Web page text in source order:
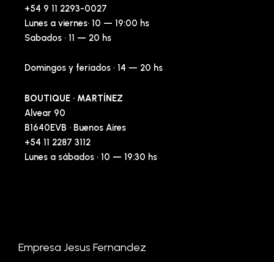
+54 9 11 2293-0027
Lunes a viernes· 10 — 19:00 hs
Sabados · 11 — 20 hs
Domingos y feriados · 14 — 20 hs
BOUTIQUE · MARTÍNEZ
Alvear 90
B1640EVB · Buenos Aires
+54 11 2287 3112
Lunes a sábados · 10 — 19:30 hs
Empresa Jesus Fernandez